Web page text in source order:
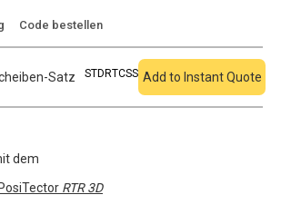
Code bestellen
Satz STDRTCSS Add to Instant Quote
dem
PosiTector RTR 3D